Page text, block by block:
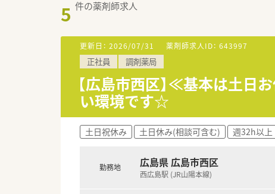
5 件の薬剤師求人
更新日： 2026/07/31 薬剤師求人ID： 643997
正社員 調剤薬局
【広島市西区】≪基本は土
い環境です☆
土日祝休み 土日休み(相談可含む) 週32h以上
勤務地 広島県 広島市西区
西広島駅 (JR山陽本線)